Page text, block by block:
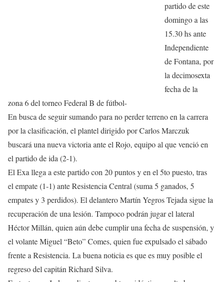
partido de este
domingo a las
15.30 hs ante
Independiente
de Fontana, por
la decimosexta
fecha de la
zona 6 del torneo Federal B de fútbol-
En busca de seguir sumando para no perder terreno en la carrera
por la clasificación, el plantel dirigido por Carlos Marczuk
buscará una nueva victoria ante el Rojo, equipo al que venció en
el partido de ida (2-1).
El Exa llega a este partido con 20 puntos y en el 5to puesto, tras
el empate (1-1) ante Resistencia Central (suma 5 ganados, 5
empates y 3 perdidos). El delantero Martín Yegros Tejada sigue la
recuperación de una lesión. Tampoco podrán jugar el lateral
Héctor Millán, quien aún debe cumplir una fecha de suspensión, y
el volante Miguel “Beto” Comes, quien fue expulsado el sábado
frente a Resistencia. La buena noticia es que es muy posible el
regreso del capitán Richard Silva.